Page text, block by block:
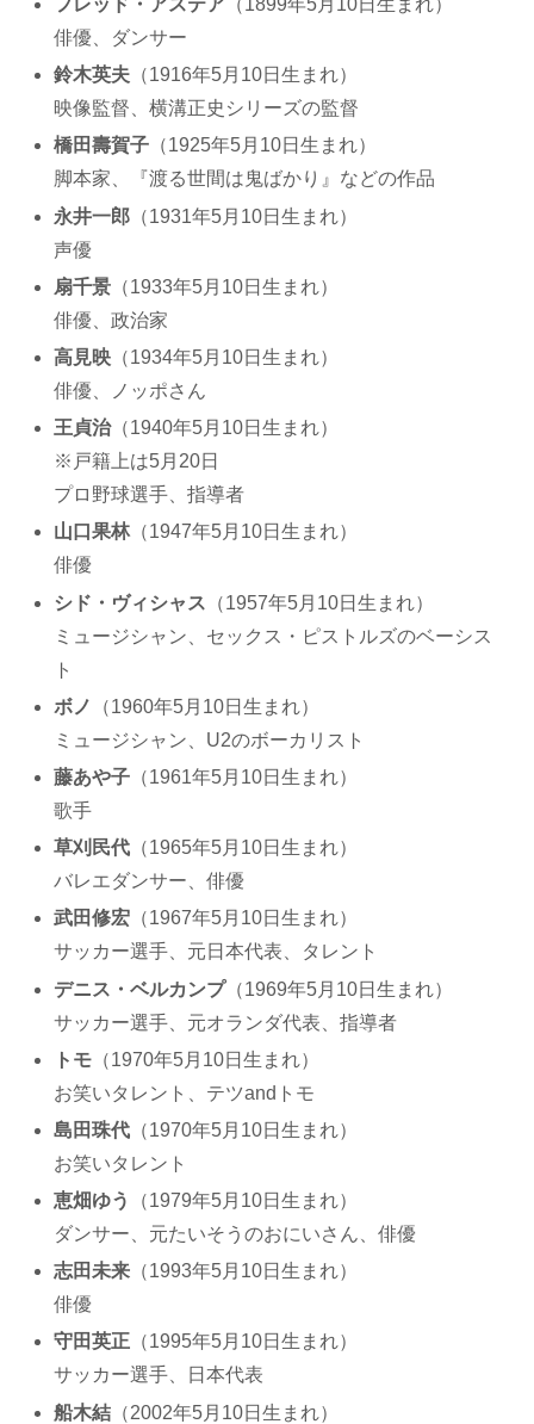
フレッド・アステア
（1899年5月10日生まれ）
俳優、ダンサー
鈴木英夫 （1916年5月10日生まれ）
映像監督、横溝正史シリーズの監督
橋田壽賀子 （1925年5月10日生まれ）
脚本家、『渡る世間は鬼ばかり』などの作品
永井一郎 （1931年5月10日生まれ）
声優
扇千景 （1933年5月10日生まれ）
俳優、政治家
高見映 （1934年5月10日生まれ）
俳優、ノッポさん
王貞治（1940年5月10日生まれ）
※戸籍上は5月20日
プロ野球選手、指導者
山口果林（1947年5月10日生まれ）
俳優
シド・ヴィシャス （1957年5月10日生まれ）
ミュージシャン、セックス・ピストルズのベーシス
ト
ボノ
（1960年5月10日生まれ）
ミュージシャン、U2のボーカリスト
藤あや子 （1961年5月10日生まれ）
歌手
草刈民代 （1965年5月10日生まれ）
バレエダンサー、俳優
武田修宏 （1967年5月10日生まれ）
サッカー選手、元日本代表、タレント
デニス・ベルカンプ（1969年5月10日生まれ）
サッカー選手、元オランダ代表、指導者
トモ （1970年5月10日生まれ）
お笑いタレント、テツandトモ
島田珠代 （1970年5月10日生まれ）
お笑いタレント
恵畑ゆう
（1979年5月10日生まれ）
ダンサー、元たいそうのおにいさん、俳優
志田未来 （1993年5月10日生まれ）
俳優
守田英正 （1995年5月10日生まれ）
サッカー選手、日本代表
船木結 （2002年5月10日生まれ）